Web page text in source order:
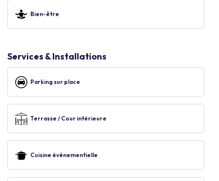
Bien-être
Services & Installations
Parking sur place
Terrasse / Cour intérieure
Cuisine événementielle